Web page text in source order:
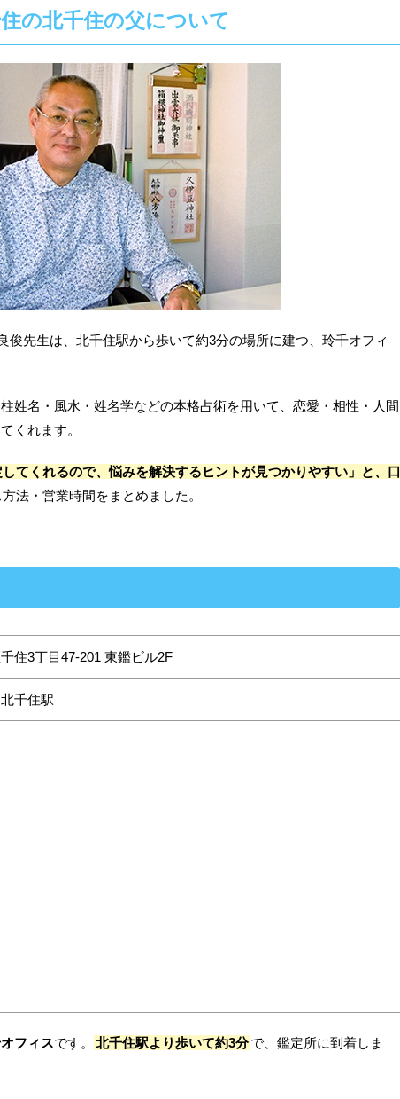
の北千住の父について
俊先生は、北千住駅から歩いて約3分の場所に建つ、玲千オフィ
姓名・風水・姓名学などの本格占術を用いて、恋愛・相性・人間
くれます。
てくれるので、悩みを解決するヒントが見つかりやすい」と、口
法・営業時間をまとめました。
住3丁目47-201 東鑑ビル2F
千住駅
フィスです。 北千住駅より歩いて約3分で、鑑定所に到着しま